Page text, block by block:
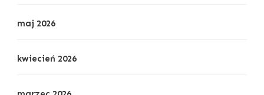
maj 2026
kwiecień 2026